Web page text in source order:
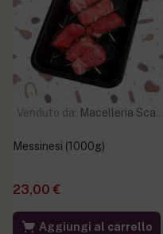
Venduto da: Macelleria Scaramuzzo
Messinesi (1000g)
23,00 €
Aggiungi al carrello